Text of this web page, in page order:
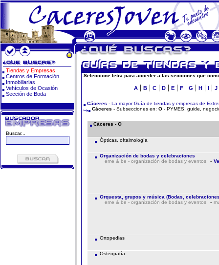
Tiendas y Empresas
Centros de Formación
Inmobiliarias
Vehículos de Ocasión
Sección de Boda
Buscar...
Seleccione letra para acceder a las secciones que
A| B| C| D| E| F| G | H| I| J
Cáceres - La mayor Guía de tiendas y empresas de
Cáceres - Subsecciones en: O - PYMES, guide,
Cáceres - O
Ópticas, oftalmología
Organización de bodas y celebraciones
eme & be - organización de bodas y eventos
-
Orquesta, grupos y música (Bodas,
eme & be - organización de bodas y eventos
-
Ortopedias
Osteopatía